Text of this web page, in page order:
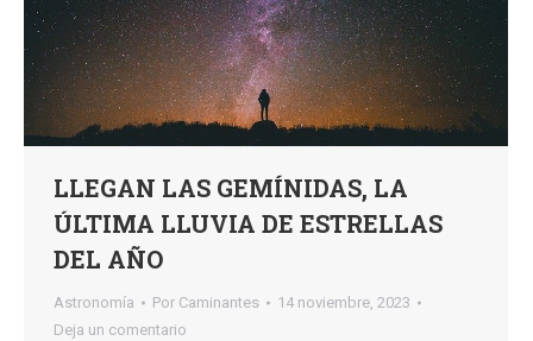
LLEGAN LAS GEMÍNIDAS, LA
ÚLTIMA LLUVIA DE ESTRELLAS
DEL AÑO
Astronomía Por Caminantes
14 noviembre, 2023
Deja un comentario